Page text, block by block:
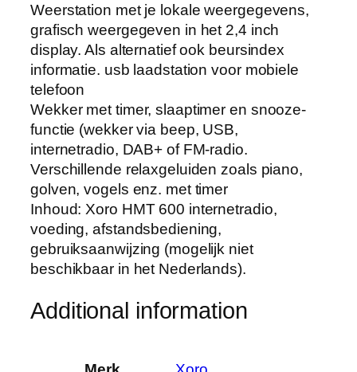
Weerstation met je lokale weergegevens,
grafisch weergegeven in het 2,4 inch
display. Als alternatief ook beursindex
informatie. usb laadstation voor mobiele
telefoon
Wekker met timer, slaaptimer en snooze-
functie (wekker via beep, USB,
internetradio, DAB+ of FM-radio.
Verschillende relaxgeluiden zoals piano,
golven, vogels enz. met timer
Inhoud: Xoro HMT 600 internetradio,
voeding, afstandsbediening,
gebruiksaanwijzing (mogelijk niet
beschikbaar in het Nederlands).
Additional information